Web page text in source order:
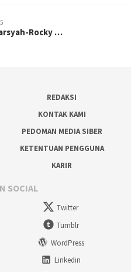
Rocky …
REDAKSI
KONTAK KAMI
PEDOMAN MEDIA SIBER
KETENTUAN PENGGUNA
KARIR
SOCIAL
Twitter
Tumblr
WordPress
Linkedin